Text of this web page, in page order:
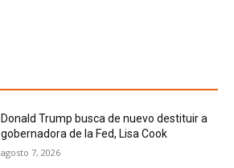
Donald Trump busca de nuevo destituir a
gobernadora de la Fed, Lisa Cook
agosto 7, 2026